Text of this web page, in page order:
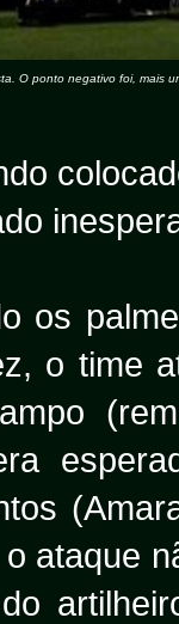
O ponto negativo foi, mais
os
o time
ataque